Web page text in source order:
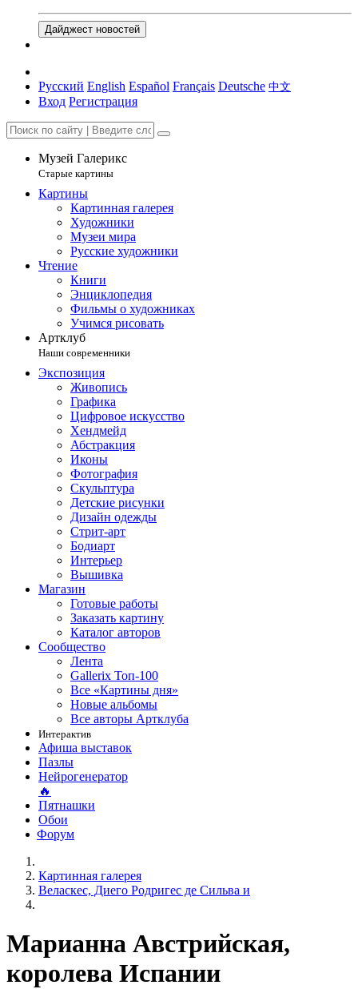
Дайджест новостей
Русский English Español Français Deutsche 中文
Вход Регистрация
Музей Галерикс
Старые картины
Картины
Картинная галерея
Художники
Музеи мира
Русские художники
Чтение
Книги
Энциклопедия
Фильмы о художниках
Учимся рисовать
Артклуб
Наши современники
Экспозиция
Живопись
Графика
Цифровое искусство
Хендмейд
Абстракция
Иконы
Фотография
Скульптура
Детские рисунки
Дизайн одежды
Стрит-арт
Бодиарт
Интерьер
Вышивка
Магазин
Готовые работы
Заказать картину
Каталог авторов
Сообщество
Лента
Gallerix Топ-100
Все «Картины дня»
Новые альбомы
Все авторы Артклуба
Интерактив
Афиша выставок
Пазлы
Нейрогенератор
🔥
Пятнашки
Обои
Форум
Картинная галерея
Веласкес, Диего Родригес де Сильва и
Марианна Австрийская,
королева Испании